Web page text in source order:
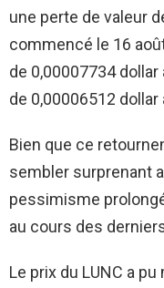
une perte de valeur
commencé le 16
de 0,00007734
de 0,00006512 dollar
Bien que ce
sembler surprenant
pessimisme
au cours des
Le prix du LUNC a